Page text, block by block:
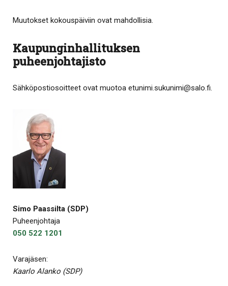
Muutokset kokouspäiviin ovat mahdollisia.
Kaupunginhallituksen
puheenjohtajisto
Sähköpostiosoitteet ovat muotoa etunimi.sukunimi@salo.fi.
Simo Paassilta (SDP)
Puheenjohtaja
050 522 1201
Varajäsen:
Kaarlo Alanko (SDP)